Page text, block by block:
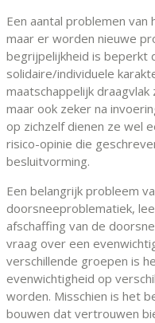
Een aantal problemen
maar er worden nieuwe
begrijpelijkheid is beperkt
solidaire/individuele
maatschappelijk draagvlak
maar ook zeker na
op zichzelf dienen ze wel
risico-opinie die
besluitvorming.
Een belangrijk probleem
doorsneeproblematiek,
afschaffing van de
vraag over een
verschillende groepen is
evenwichtigheid op
worden. Misschien is het
bouwen dat vertrouwen